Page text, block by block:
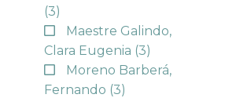
(3)
Maestre Galindo,
Clara Eugenia (3)
Moreno Barberá,
Fernando (3)